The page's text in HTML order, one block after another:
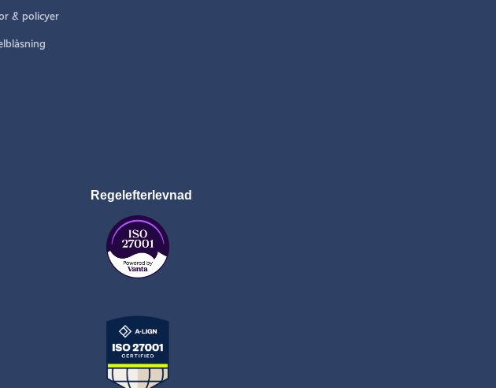
& policyer
Regelefterlevnad